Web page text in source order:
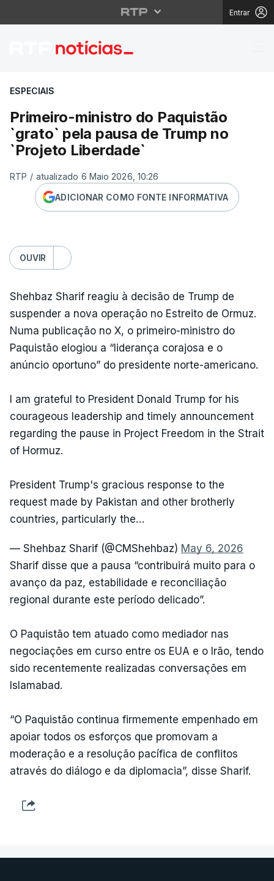
Entrar
Primeiro-ministro do
ESPECIAIS
Primeiro-ministro do Paquistão
`grato` pela pausa de Trump no
`Projeto Liberdade`
RTP / atualizado 6 Maio 2026, 10:26
ADICIONAR COMO FONTE INFORMATIVA
OUVIR
Shehbaz Sharif reagiu à decisão de Trump de
suspender a nova operação no Estreito de Ormuz.
Numa publicação no X, o primeiro-ministro do
Paquistão elogiou a “liderança corajosa e o
anúncio oportuno” do presidente norte-americano.
I am grateful to President Donald Trump for his
courageous leadership and timely announcement
regarding the pause in Project Freedom in the Strait
of Hormuz.
President Trump's gracious response to the
request made by Pakistan and other brotherly
countries, particularly the…
— Shehbaz Sharif (@CMShehbaz) May 6, 2026
Sharif disse que a pausa “contribuirá muito para o
avanço da paz, estabilidade e reconciliação
regional durante este período delicado”.
O Paquistão tem atuado como mediador nas
negociações em curso entre os EUA e o Irão, tendo
sido recentemente realizadas conversações em
Islamabad.
“O Paquistão continua firmemente empenhado em
apoiar todos os esforços que promovam a
moderação e a resolução pacífica de conflitos
através do diálogo e da diplomacia”, disse Sharif.